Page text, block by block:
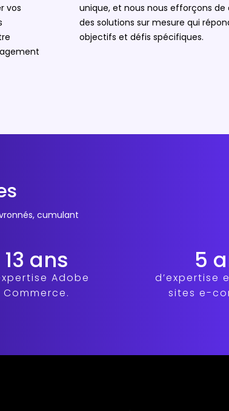
vos
unique, et nous nous efforçons de
des solutions sur mesure qui
objectifs et défis spécifiques.
cumulant
13 ans
Adobe
Commerce.
5
d’expertise
sites e-